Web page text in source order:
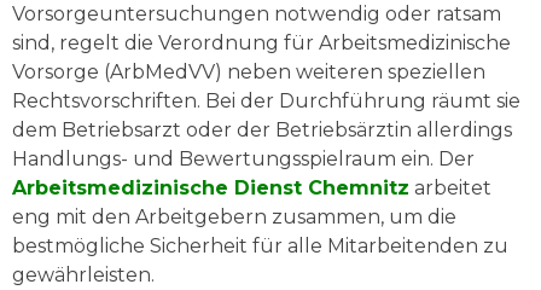
Vorsorgeuntersuchungen notwendig oder ratsam
sind, regelt die Verordnung für Arbeitsmedizinische
Vorsorge (ArbMedVV) neben weiteren speziellen
Rechtsvorschriften. Bei der Durchführung räumt sie
dem Betriebsarzt oder der Betriebsärztin allerdings
Handlungs- und Bewertungsspielraum ein. Der
Arbeitsmedizinische Dienst Chemnitz arbeitet
eng mit den Arbeitgebern zusammen, um die
bestmögliche Sicherheit für alle Mitarbeitenden zu
gewährleisten.